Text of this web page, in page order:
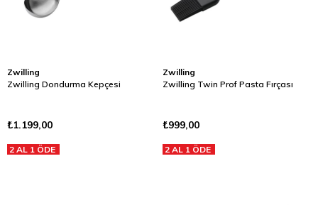
Zwilling
Zwilling Dondurma Kepçesi
₺1.199,00
2 AL 1 ÖDE
Zwilling
Zwilling Twin Prof Pasta Fırçası
₺999,00
2 AL 1 ÖDE